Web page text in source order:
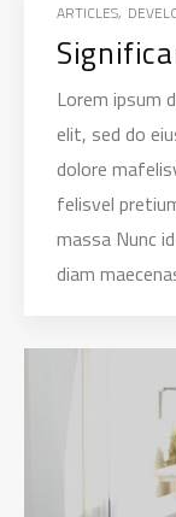
ARTICLES,
Lorem ipsum
elit, sed do
dolore
felisvel
massa Nunc
diam